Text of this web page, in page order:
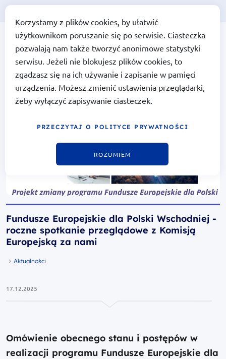
Portal Funduszy Europejskich
Fundusze
Europejskie
dla Polski
Wschodniej
Fundusze Europejskie dla Polski Wschodniej -
roczne spotkanie przeglądowe z Komisją
Europejską za nami
Aktualności
17.12.2025
Omówienie obecnego stanu i postępów w
realizacji programu Fundusze Europejskie dla
Korzystamy z plików cookies, by ułatwić
użytkownikom poruszanie się po serwisie. Ciasteczka
pozwalają nam także tworzyć anonimowe statystyki
serwisu. Jeżeli nie blokujesz plików cookies, to
zgadzasz się na ich używanie i zapisanie w pamięci
urządzenia. Możesz zmienić ustawienia przeglądarki,
żeby wyłączyć zapisywanie ciasteczek.
PRZECZYTAJ O POLITYCE PRYWATNOŚCI
ROZUMIEM